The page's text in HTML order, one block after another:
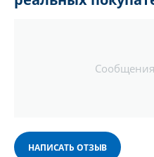
НАПИСАТЬ ОТЗЫВ